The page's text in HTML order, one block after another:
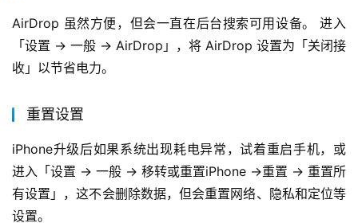
AirDrop 虽然方便，但会一直在后台搜索可用设备。 进入
「设置 -> 一般 -> AirDrop」，将 AirDrop 设置为「关闭接
收」以节省电力。
重置设置
iPhone升级后如果系统出现耗电异常，试着重启手机，或
进入「设置 -> 一般 -> 移转或重置iPhone ->重置 -> 重置所
有设置」，这不会删除数据，但会重置网络、隐私和定位等
设置。